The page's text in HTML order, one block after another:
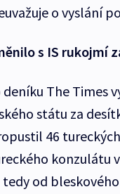
o vyslání
s IS rukojmí
The Times
státu za
46
konzulátu
od